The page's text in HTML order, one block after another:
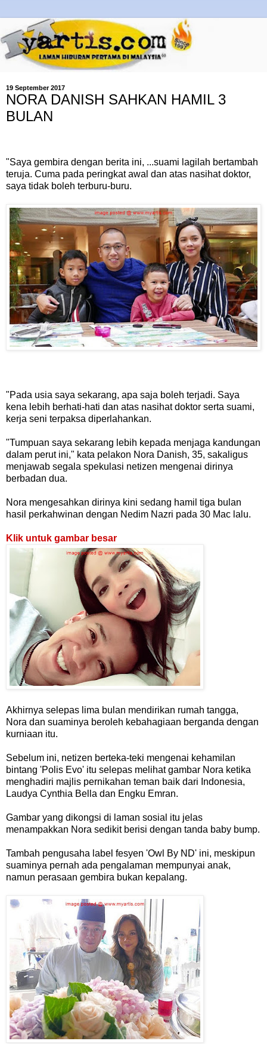
19 September 2017
NORA DANISH SAHKAN HAMIL 3
BULAN
"Saya gembira dengan berita ini, ...suami lagilah bertambah
teruja. Cuma pada peringkat awal dan atas nasihat doktor,
saya tidak boleh terburu-buru.
"Pada usia saya sekarang, apa saja boleh terjadi. Saya
kena lebih berhati-hati dan atas nasihat doktor serta suami,
kerja seni terpaksa diperlahankan.
"Tumpuan saya sekarang lebih kepada menjaga kandungan
dalam perut ini," kata pelakon Nora Danish, 35, sakaligus
menjawab segala spekulasi netizen mengenai dirinya
berbadan dua.
Nora mengesahkan dirinya kini sedang hamil tiga bulan
hasil perkahwinan dengan Nedim Nazri pada 30 Mac lalu.
Klik untuk gambar besar
Akhirnya selepas lima bulan mendirikan rumah tangga,
Nora dan suaminya beroleh kebahagiaan berganda dengan
kurniaan itu.
Sebelum ini, netizen berteka-teki mengenai kehamilan
bintang 'Polis Evo' itu selepas melihat gambar Nora ketika
menghadiri majlis pernikahan teman baik dari Indonesia,
Laudya Cynthia Bella dan Engku Emran.
Gambar yang dikongsi di laman sosial itu jelas
menampakkan Nora sedikit berisi dengan tanda baby bump.
Tambah pengusaha label fesyen 'Owl By ND' ini, meskipun
suaminya pernah ada pengalaman mempunyai anak,
namun perasaan gembira bukan kepalang.